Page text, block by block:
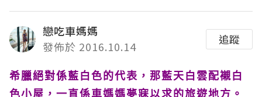
戀吃車媽媽
發佈於 2016.10.14
追蹤
希臘絕對係藍白色的代表，那藍天白雲配襯白
色小屋，一直係車媽媽夢寐以求的旅遊地方。